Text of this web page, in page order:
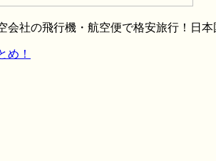
会社の飛行機・航空便で格安旅行！日
め！